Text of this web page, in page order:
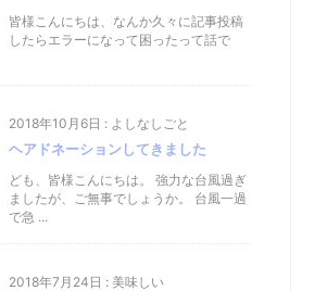
皆様こんにちは、なんか久々に記事投稿
したらエラーになって困ったって話で
2018年10月6日 : よしなしごと
ヘアドネーションしてきました
ども、皆様こんにちは。 強力な台風過ぎ
ましたが、ご無事でしょうか。 台風一過
で急 ...
2018年7月24日 : 美味しい